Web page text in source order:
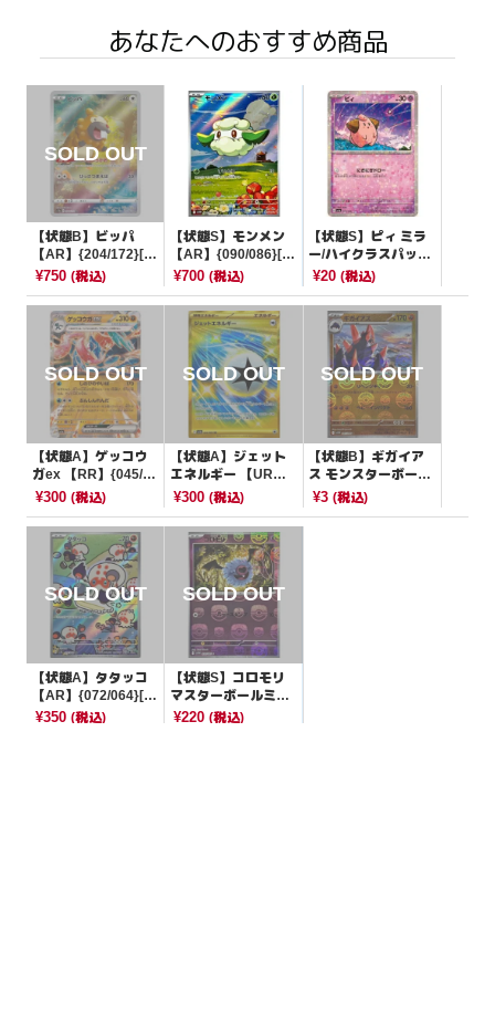
あなたへのおすすめ商品
【状態B】ビッパ
【AR】{204/172}[S
12a]
¥750 (税込)
【状態S】モンメン
【AR】{090/086}[S
V11W]
¥700(税込)
【状態S】ピィ ミラ
ー/ハイクラスパック
仕様【-】{077/190}
¥20 (税込)
【状態A】ゲッコウ
ガex 【RR】{045/06
6}[SV5a]
¥300 (税込)
【状態A】ジェット
エネルギー 【UR】
{094/064}[SV7a]
¥300(税込)
【状態B】ギガイア
ス モンスターボール
ミラー【U】{045/08
¥3 (税込)
【状態A】タタッコ
【AR】{072/064}[S
V7a]
¥350 (税込)
【状態S】コロモリ
マスターボールミラ
ー【C】{033/086}[S
¥220(税込)